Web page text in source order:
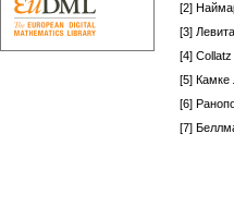
[2]
[3]
[4] Collatz
[5] Камке
[6]
[7]